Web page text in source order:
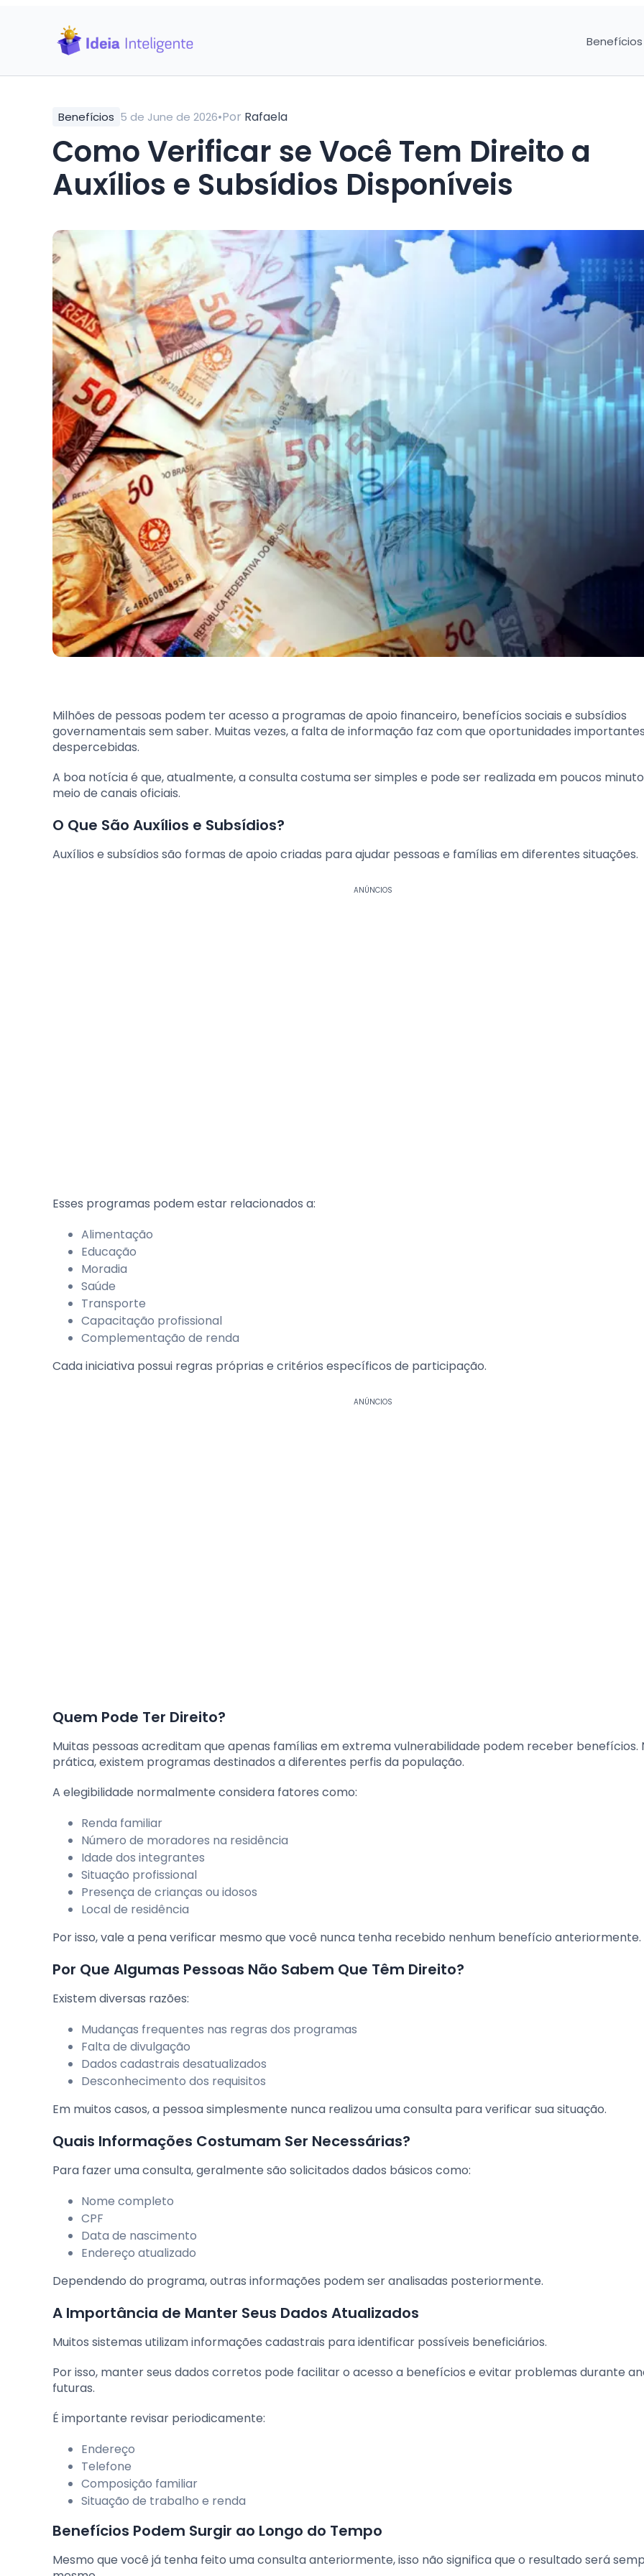
Benefícios
Benefícios 5 de June de 2026•Por Rafaela
Como Verificar se Você Tem Direito a
Auxílios e Subsídios Disponíveis
Milhões de pessoas podem ter acesso a programas de apoio financeiro, benefícios sociais e subsídios
governamentais sem saber. Muitas vezes, a falta de informação faz com que oportunidades
despercebidas.
A boa notícia é que, atualmente, a consulta costuma ser simples e pode ser realizada em poucos
meio de canais oficiais.
O Que São Auxílios e Subsídios?
Auxílios e subsídios são formas de apoio criadas para ajudar pessoas e famílias em diferentes situações.
ANÚNCIOS
Esses programas podem estar relacionados a:
Alimentação
Educação
Moradia
Saúde
Transporte
Capacitação profissional
Complementação de renda
Cada iniciativa possui regras próprias e critérios específicos de participação.
ANÚNCIOS
Quem Pode Ter Direito?
Muitas pessoas acreditam que apenas famílias em extrema vulnerabilidade podem receber benefícios.
prática, existem programas destinados a diferentes perfis da população.
A elegibilidade normalmente considera fatores como:
Renda familiar
Número de moradores na residência
Idade dos integrantes
Situação profissional
Presença de crianças ou idosos
Local de residência
Por isso, vale a pena verificar mesmo que você nunca tenha recebido nenhum benefício anteriormente.
Por Que Algumas Pessoas Não Sabem Que Têm Direito?
Existem diversas razões:
Mudanças frequentes nas regras dos programas
Falta de divulgação
Dados cadastrais desatualizados
Desconhecimento dos requisitos
Em muitos casos, a pessoa simplesmente nunca realizou uma consulta para verificar sua situação.
Quais Informações Costumam Ser Necessárias?
Para fazer uma consulta, geralmente são solicitados dados básicos como:
Nome completo
CPF
Data de nascimento
Endereço atualizado
Dependendo do programa, outras informações podem ser analisadas posteriormente.
A Importância de Manter Seus Dados Atualizados
Muitos sistemas utilizam informações cadastrais para identificar possíveis beneficiários.
Por isso, manter seus dados corretos pode facilitar o acesso a benefícios e evitar problemas durante
futuras.
É importante revisar periodicamente:
Endereço
Telefone
Composição familiar
Situação de trabalho e renda
Benefícios Podem Surgir ao Longo do Tempo
Mesmo que você já tenha feito uma consulta anteriormente, isso não significa que o resultado será